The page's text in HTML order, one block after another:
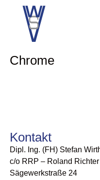
Chrome
Kontakt
Dipl. Ing. (FH) Stefan
c/o RRP – Roland
Sägewerkstraße 24